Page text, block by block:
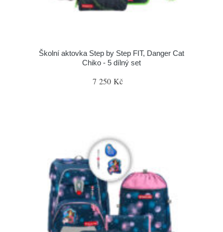
Školní aktovka Step by Step FIT, Danger Cat
Chiko - 5 dílný set
7 250 Kč